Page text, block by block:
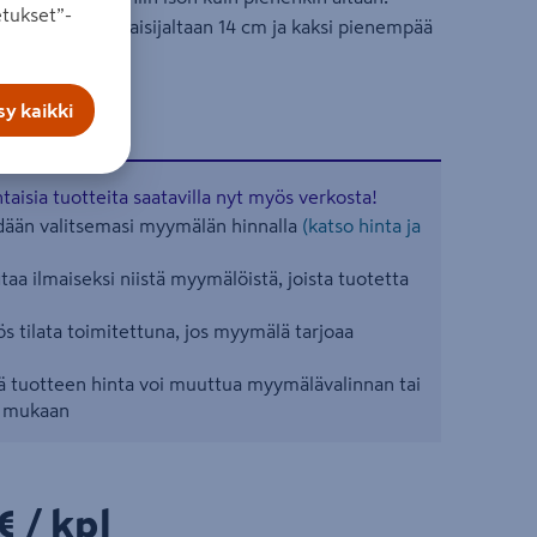
isoin on halkaisijaltaan 14 cm ja kaksi pienempää
tuotteita saatavilla nyt myös verkosta!
valitsemasi myymälän hinnalla (katso hinta ja
ilmaiseksi niistä myymälöistä, joista tuotetta
tilata toimitettuna, jos myymälä tarjoaa
tuotteen hinta voi muuttua myymälävalinnan tai
kpl
/ kpl
kaikki